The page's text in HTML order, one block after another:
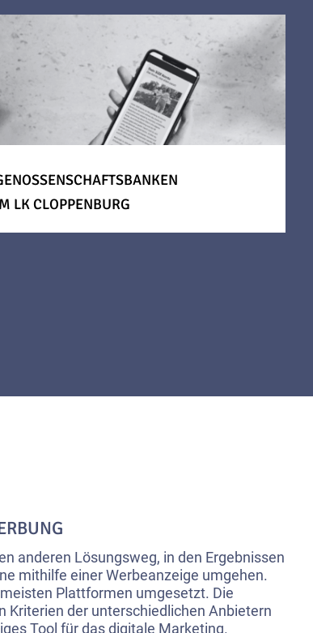
LK CLOPPENBURG
anderen Lösungsweg, in den Ergebnissen
mithilfe einer Werbeanzeige umgehen.
Plattformen umgesetzt. Die
Kriterien der unterschiedlichen Anbietern
Tool für das digitale Marketing.